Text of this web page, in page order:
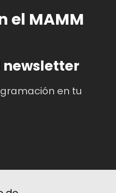
el MAMM
newsletter
en tu